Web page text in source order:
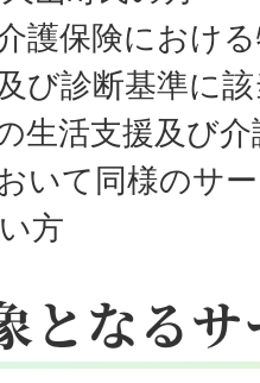
護保険におけ
び診断基準に
生活支援及び
いて同様のサ
方
となるサ